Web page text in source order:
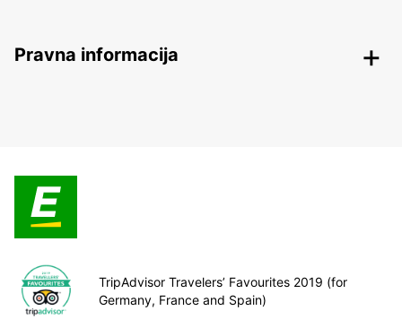
Pravna informacija
TripAdvisor Travelers’ Favourites 2019 (for
Germany, France and Spain)